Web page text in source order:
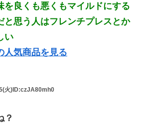
を良くも悪くもマイルドにする
と思う人はフレンチプレスとか
い
人気商品を見る
火) ID:czJA80mh0
？